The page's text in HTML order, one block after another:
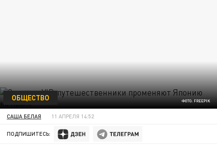
ФОТО: FREEPIK
ОБЩЕСТВО
САША БЕЛАЯ 11 АПРЕЛЯ 14:52
ПОДПИШИТЕСЬ: